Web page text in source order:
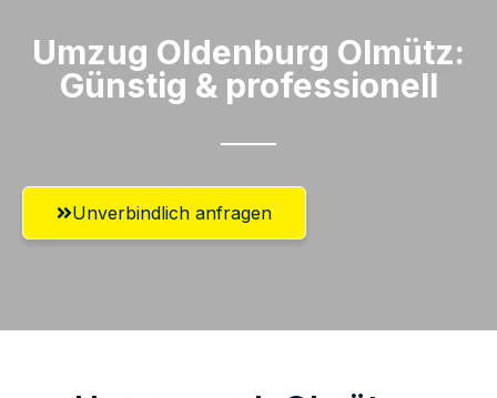
Umzug Oldenburg​ Olmütz:
Günstig & professionell​
Unverbindlich anfragen